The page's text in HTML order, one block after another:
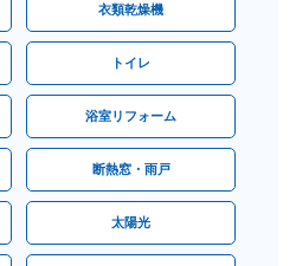
衣類乾燥機
トイレ
浴室リフォーム
断熱窓・雨戸
太陽光